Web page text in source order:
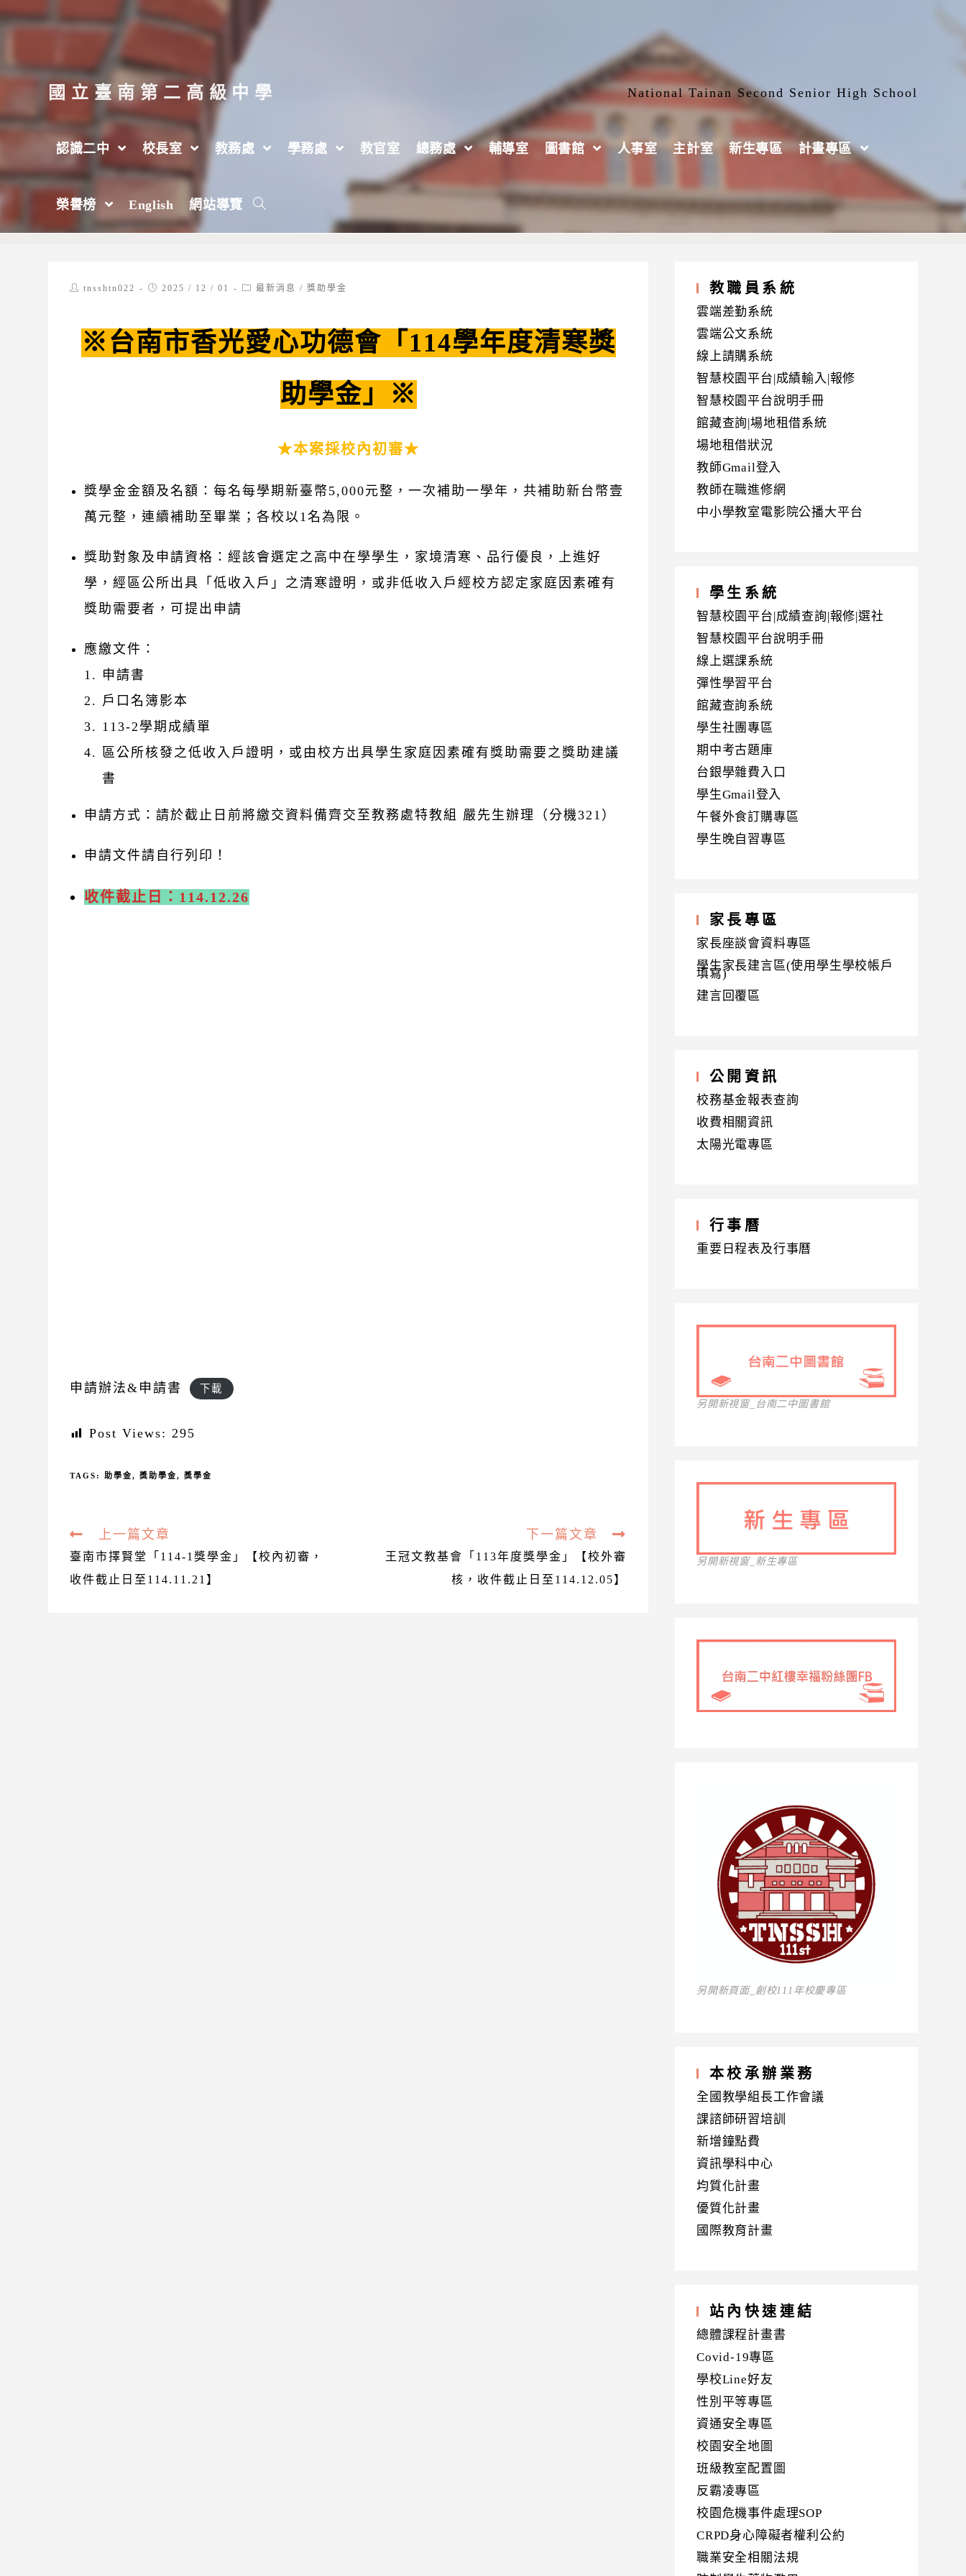
跳
至
要
內
容
國立臺南第二高級中學 National Tainan Second Senior High School
認識二中 校長室 教務處 學務處 教官室 總務處 輔導室 圖書館 人事室 主計室 新生專區 計畫專區
榮譽榜 English 網站導覽
台南市香光愛心功德會「114學年度清寒獎助學金」【校內初審，收件截止日至114.12.26】
2025 年 > 12 月 > 1 日
Posttnsshtn022
Post2025 / 12 / 01
Post最新消息 / 獎助學金
※台南市香光愛心功德會「114學年度清寒獎
助學金」※
★本案採校內初審★
獎學金金額及名額：每名每學期新臺幣5,000元整，一次補助一學年，共補助新台幣壹
萬元整，連續補助至畢業；各校以1名為限。
獎助對象及申請資格：經該會選定之高中在學學生，家境清寒、品行優良，上進好
學，經區公所出具「低收入戶」之清寒證明，或非低收入戶經校方認定家庭因素確有
獎助需要者，可提出申請
應繳文件：
申請書
戶口名簿影本
113-2學期成績單
區公所核發之低收入戶證明，或由校方出具學生家庭因素確有獎助需要之獎助建議
書
申請方式：請於截止日前將繳交資料備齊交至教務處特教組 嚴先生辦理（分機321）
申請文件請自行列印！
收件截止日：114.12.26
申請辦法&申請書 下載
Post Views: 295
TAGS:助學金, 獎助學金, 獎學金
Read
articles
上一篇文章
臺南市擇賢堂「114-1獎學金」【校內初審，
收件截止日至114.11.21】
下一篇文章
王冠文教基會「113年度獎學金」【校外審
核，收件截止日至114.12.05】
教職員系統
雲端差勤系統
雲端公文系統
線上請購系統
智慧校園平台|成績輸入|報修
智慧校園平台說明手冊
館藏查詢|場地租借系統
場地租借狀況
教師Gmail登入
教師在職進修網
中小學教室電影院公播大平台
學生系統
智慧校園平台|成績查詢|報修|選社
智慧校園平台說明手冊
線上選課系統
彈性學習平台
館藏查詢系統
學生社團專區
期中考古題庫
台銀學雜費入口
學生Gmail登入
午餐外食訂購專區
學生晚自習專區
家長專區
家長座談會資料專區
學生家長建言區(使用學生學校帳戶
填寫)
建言回覆區
公開資訊
校務基金報表查詢
收費相關資訊
太陽光電專區
行事曆
重要日程表及行事曆
另開新視窗_台南二中圖書館
另開新視窗_新生專區
另開新頁面_創校111年校慶專區
本校承辦業務
全國教學組長工作會議
課諮師研習培訓
新增鐘點費
資訊學科中心
均質化計畫
優質化計畫
國際教育計畫
站內快速連結
總體課程計畫書
Covid-19專區
學校Line好友
性別平等專區
資通安全專區
校園安全地圖
班級教室配置圖
反霸凌專區
校園危機事件處理SOP
CRPD身心障礙者權利公約
職業安全相關法規